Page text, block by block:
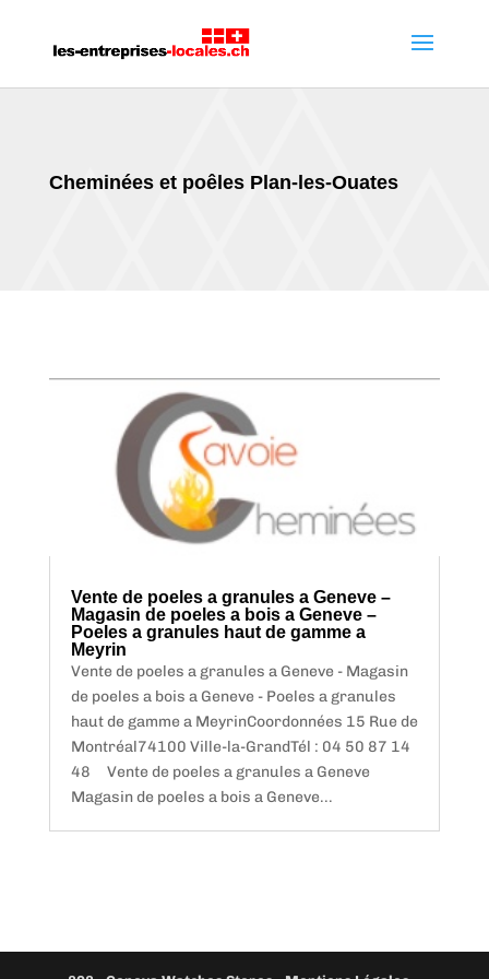
Cheminées et poêles Plan-les-Ouates
Vente de poeles a granules a Geneve –
Magasin de poeles a bois a Geneve –
Poeles a granules haut de gamme a
Meyrin
Vente de poeles a granules a Geneve - Magasin
de poeles a bois a Geneve - Poeles a granules
haut de gamme a MeyrinCoordonnées 15 Rue de
Montréal74100 Ville-la-GrandTél : 04 50 87 14
48 Vente de poeles a granules a Geneve
Magasin de poeles a bois a Geneve...